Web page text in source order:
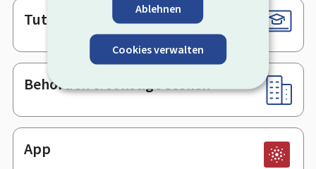
Ablehnen
Cookies verwalten
Tutorials
Behörden & sonstige Stellen
App